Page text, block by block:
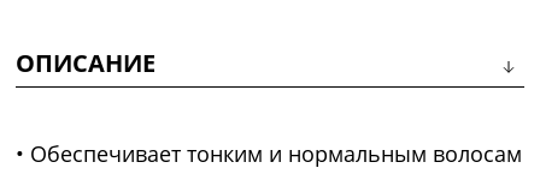
ОПИСАНИЕ
• Обеспечивает тонким и нормальным волосам